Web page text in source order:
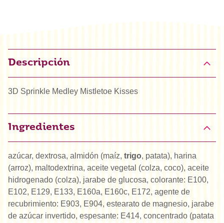
Descripción
3D Sprinkle Medley Mistletoe Kisses
Ingredientes
azúcar, dextrosa, almidón (maíz, trigo, patata), harina
(arroz), maltodextrina, aceite vegetal (colza, coco), aceite
hidrogenado (colza), jarabe de glucosa, colorante: E100,
E102, E129, E133, E160a, E160c, E172, agente de
recubrimiento: E903, E904, estearato de magnesio, jarabe
de azúcar invertido, espesante: E414, concentrado (patata